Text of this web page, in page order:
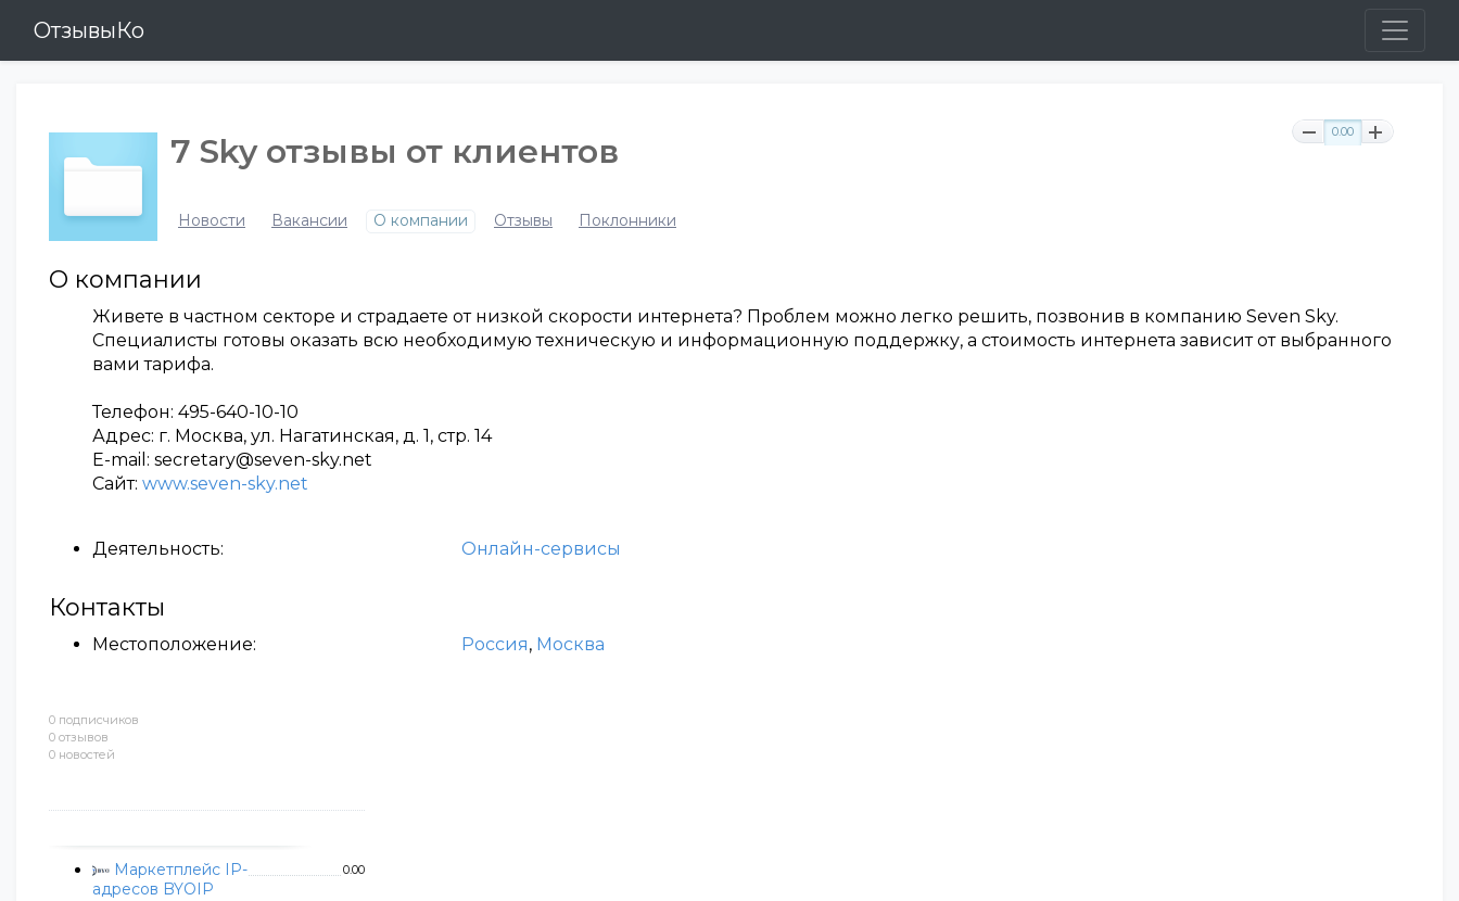
ОтзывыКо
0 подписчиков
0 отзывов
0 новостей
Маркетплейс IP-
адресов BYOIP
0.00
0.00
7 Sky отзывы от клиентов
Новости Вакансии О компании Отзывы Поклонники
О компании
Живете в частном секторе и страдаете от низкой скорости интернета? Проблем можно легко решить, позвонив в компанию Seven Sky.
Специалисты готовы оказать всю необходимую техническую и информационную поддержку, а стоимость интернета зависит от выбранного
вами тарифа.
Телефон: 495-640-10-10
Адрес: г. Москва, ул. Нагатинская, д. 1, стр. 14
E-mail: secretary@seven-sky.net
Сайт: www.seven-sky.net
Деятельность: Онлайн-сервисы
Контакты
Местоположение: Россия, Москва